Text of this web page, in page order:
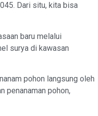
Dari situ, kita bisa
baru melalui
surya di kawasan
pohon langsung oleh
penanaman pohon,